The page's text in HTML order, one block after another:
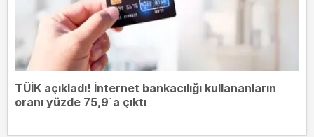
TÜİK açıkladı! İnternet bankacılığı kullananların
oranı yüzde 75,9`a çıktı